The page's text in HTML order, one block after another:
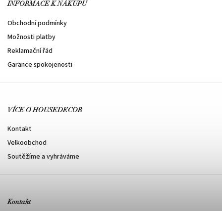
INFORMACE K NÁKUPU
Obchodní podmínky
Možnosti platby
Reklamační řád
Garance spokojenosti
VÍCE O HOUSEDECOR
Kontakt
Velkoobchod
Soutěžíme a vyhráváme
Kontakt